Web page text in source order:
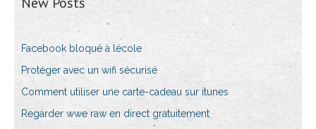
Facebook bloqué à lécole
Protéger avec un wifi sécurisé
Comment utiliser une carte-cadeau sur itunes
Regarder wwe raw en direct gratuitement